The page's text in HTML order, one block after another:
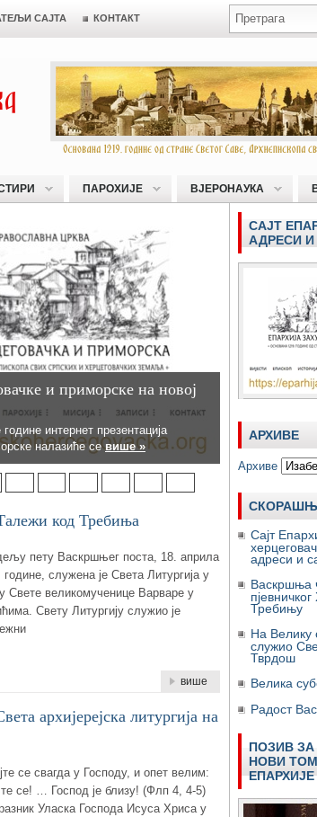
САЈТА КОНТАКТ
ПАРОХИЈЕ ВЈЕРОНАУКА
и приморске на новој
интернет презентација
налазиће севише »
код Требиња
пету Васкршњег поста, 18. априла
године, служена је Света Литургија у
Свете великомученице Варваре у
Свету Литургију служио је
више
архијерејска литургија на
се свагда у Господу, и опет велим:
се! … Господ је близу! (Флп 4, 4-5)
Уласка Господа Исуса Хриса у
САЈТ
АДРЕСИ
АРХИВЕ
Архиве
Сајт
адреси и
Васкршња
Требињу
На Велику
служио
Тврдош
Велика
Радост
ПОЗИВ ЗА
НОВИ